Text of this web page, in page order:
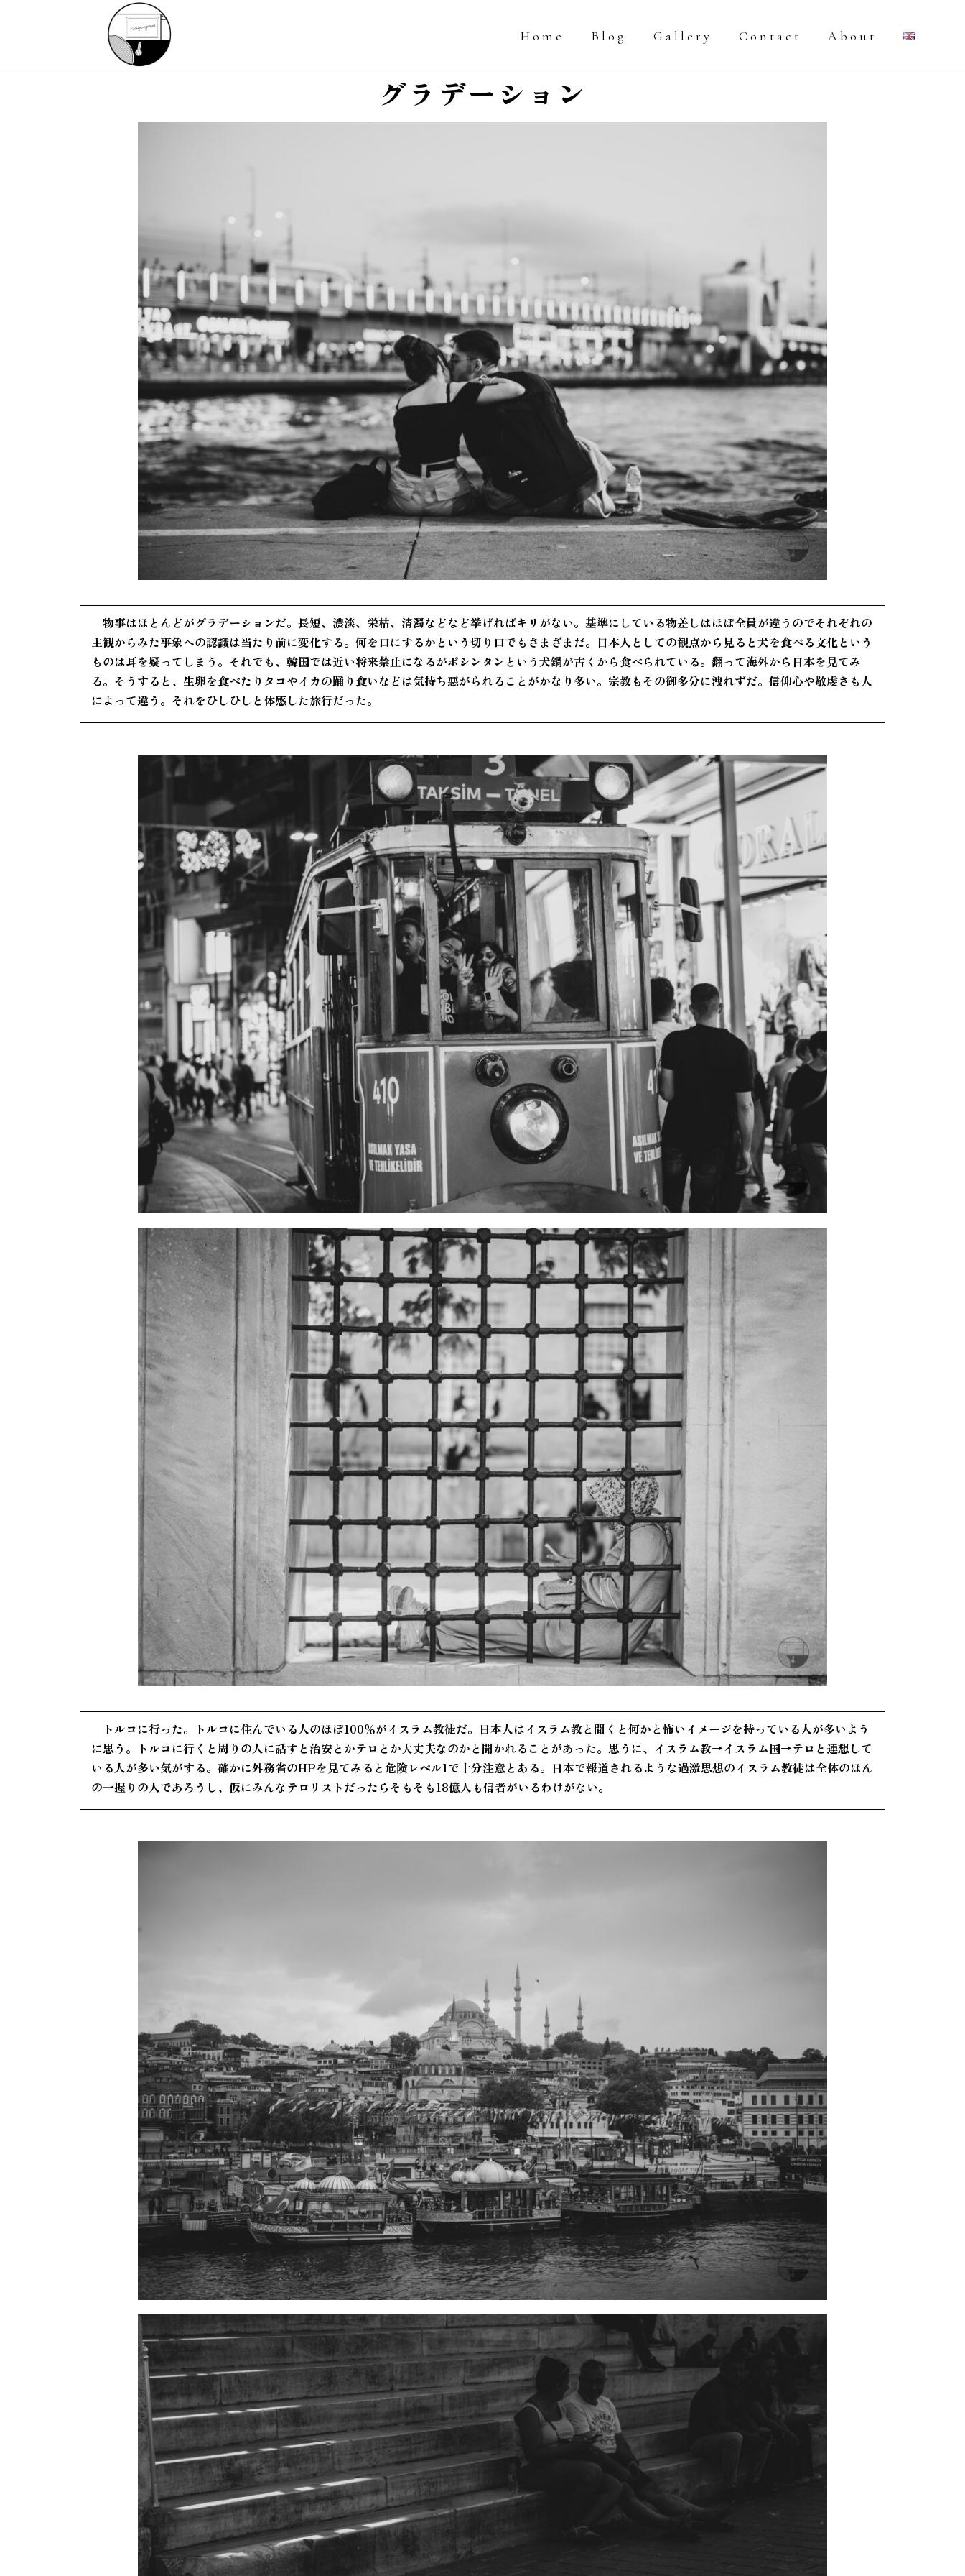
Home Blog Gallery Contact About
グラデーション
物事はほとんどがグラデーションだ。長短、濃淡、栄枯、清濁などなど挙げればキリがない。基準にしている物差しはほぼ全員が違うのでそれぞれの
主観からみた事象への認識は当たり前に変化する。何を口にするかという切り口でもさまざまだ。日本人としての観点から見ると犬を食べる文化という
ものは耳を疑ってしまう。それでも、韓国では近い将来禁止になるがポシンタンという犬鍋が古くから食べられている。翻って海外から日本を見てみ
る。そうすると、生卵を食べたりタコやイカの踊り食いなどは気持ち悪がられることがかなり多い。宗教もその御多分に洩れずだ。信仰心や敬虔さも人
によって違う。それをひしひしと体感した旅行だった。
トルコに行った。トルコに住んでいる人のほぼ100％がイスラム教徒だ。日本人はイスラム教と聞くと何かと怖いイメージを持っている人が多いよう
に思う。トルコに行くと周りの人に話すと治安とかテロとか大丈夫なのかと聞かれることがあった。思うに、イスラム教→イスラム国→テロと連想して
いる人が多い気がする。確かに外務省のHPを見てみると危険レベル1で十分注意とある。日本で報道されるような過激思想のイスラム教徒は全体のほん
の一握りの人であろうし、仮にみんなテロリストだったらそもそも18億人も信者がいるわけがない。